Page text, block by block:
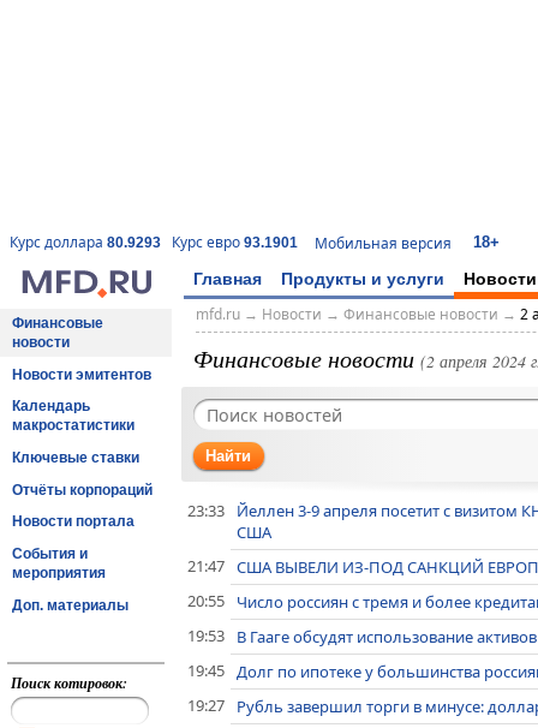
Курс доллара 80.9293 Курс евро 93.1901 Мобильная версия 18+
Главная Продукты и услуги Новости
Финансовые
новости
Новости эмитентов
Календарь
макростатистики
Ключевые ставки
Отчёты корпораций
Новости портала
События и
мероприятия
Доп. материалы
Поиск котировок:
mfd.ru→ Новости → Финансовые новости → 2
Финансовые новости (2 апреля 2024
Найти
23:33
Йеллен 3-9 апреля посетит с визитом
США
21:47 США ВЫВЕЛИ ИЗ-ПОД САНКЦИЙ
20:55
Число россиян с тремя и более
19:53
В Гааге обсудят использование
19:45 Долг по ипотеке у большинства
19:27
Рубль завершил торги в минусе: